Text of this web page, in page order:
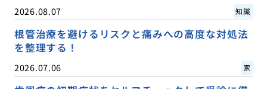
2026.08.07 知識
根管治療を避けるリスクと痛みへの高度な対処法
を整理する！
2026.07.06 家